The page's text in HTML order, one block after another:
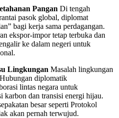
Pangan Di tengah
pasok global, diplomat
bagi kerja sama perdagangan.
ekspor-impor tetap terbuka dan
ke dalam negeri untuk
Lingkungan Masalah lingkungan
diplomatik
lintas negara untuk
karbon dan transisi energi hijau.
besar seperti Protokol
akan pernah terwujud.